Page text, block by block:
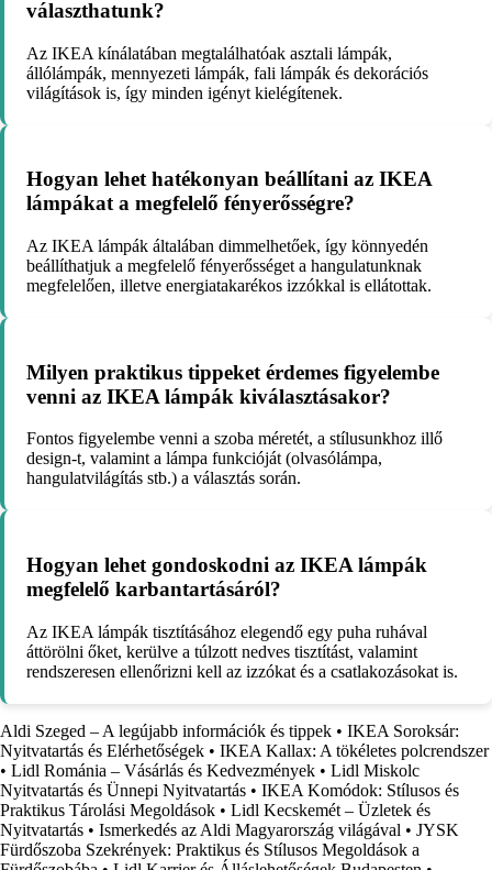
választhatunk?
Az IKEA kínálatában megtalálhatóak asztali lámpák,
állólámpák, mennyezeti lámpák, fali lámpák és dekorációs
világítások is, így minden igényt kielégítenek.
Hogyan lehet hatékonyan beállítani az IKEA
lámpákat a megfelelő fényerősségre?
Az IKEA lámpák általában dimmelhetőek, így könnyedén
beállíthatjuk a megfelelő fényerősséget a hangulatunknak
megfelelően, illetve energiatakarékos izzókkal is ellátottak.
Milyen praktikus tippeket érdemes figyelembe
venni az IKEA lámpák kiválasztásakor?
Fontos figyelembe venni a szoba méretét, a stílusunkhoz illő
design-t, valamint a lámpa funkcióját (olvasólámpa,
hangulatvilágítás stb.) a választás során.
Hogyan lehet gondoskodni az IKEA lámpák
megfelelő karbantartásáról?
Az IKEA lámpák tisztításához elegendő egy puha ruhával
áttörölni őket, kerülve a túlzott nedves tisztítást, valamint
rendszeresen ellenőrizni kell az izzókat és a csatlakozásokat is.
Aldi Szeged – A legújabb információk és tippek • IKEA Soroksár:
Nyitvatartás és Elérhetőségek • IKEA Kallax: A tökéletes polcrendszer
• Lidl Románia – Vásárlás és Kedvezmények • Lidl Miskolc
Nyitvatartás és Ünnepi Nyitvatartás • IKEA Komódok: Stílusos és
Praktikus Tárolási Megoldások • Lidl Kecskemét – Üzletek és
Nyitvatartás • Ismerkedés az Aldi Magyarország világával • JYSK
Fürdőszoba Szekrények: Praktikus és Stílusos Megoldások a